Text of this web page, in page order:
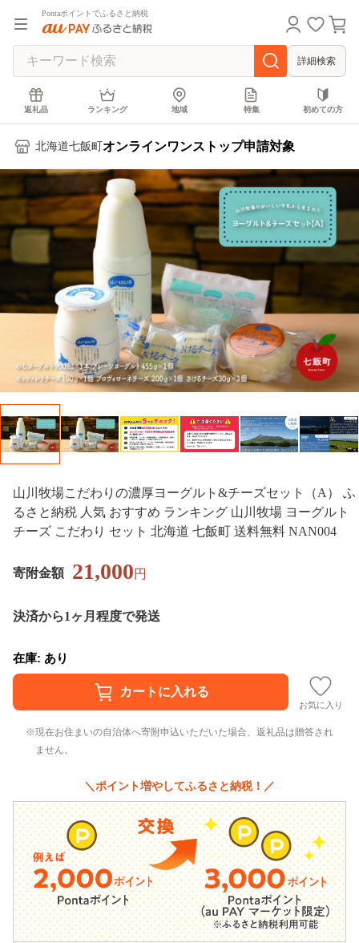
Pontaポイントでふるさと納税
詳細検索
返礼品 ランキング 地域 特集 初めての方
北海道七飯町 オンラインワンストップ申請対象
山川牧場こだわりの濃厚ヨーグルト&チーズセット（A） ふ
るさと納税 人気 おすすめ ランキング 山川牧場 ヨーグルト
チーズ こだわり セット 北海道 七飯町 送料無料 NAN004
寄附金額 21,000円
決済から1ヶ月程度で発送
在庫: あり
お気に入り
現在お住まいの自治体へ寄附申込いただいた場合、返礼品は贈答され
ません。
＼ポイント増やしてふるさと納税！／